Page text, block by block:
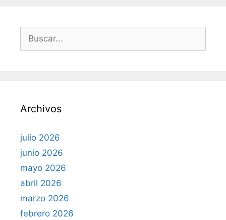
s
:
Archivos
julio 2026
junio 2026
mayo 2026
abril 2026
marzo 2026
febrero 2026